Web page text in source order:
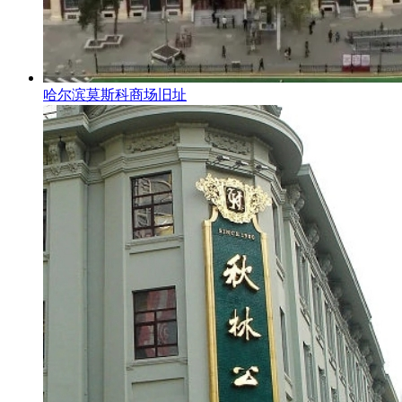
哈尔滨莫斯科商场旧址